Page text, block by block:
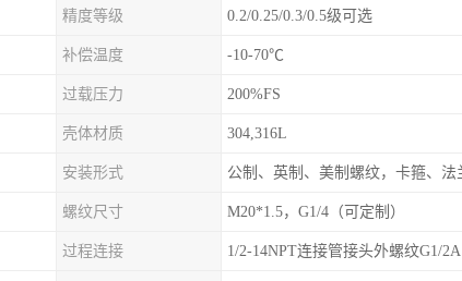
精度等级 0.2/0.25/0.3/0.5级可选
补偿温度 -10-70℃
过载压力 200%FS
壳体材质 304,316L
安装形式
螺纹尺寸 M20*1.5，G1/4（可定制）
过程连接 1/2-14NPT连接管接头外螺纹G1/2A